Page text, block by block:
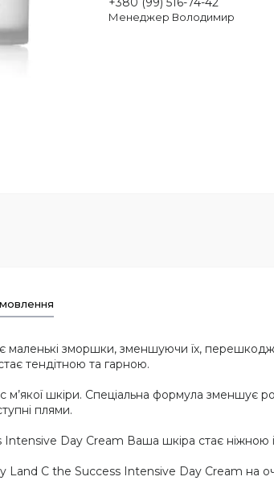
Менеджер Володимир
зморшки, зменшуючи їх,
тендітною та гарною.
шкіри. Спеціальна формула зменшує
плями.
Day Cream Ваша шкіра стає
Land C the Success Intensive Day Cream на